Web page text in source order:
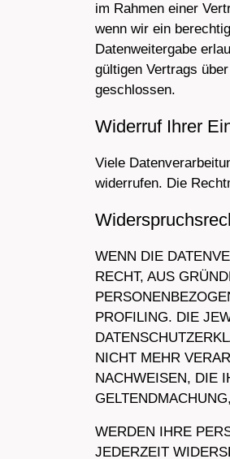
im Rahmen einer
wenn wir ein
Datenweitergabe
gültigen Vertrags
geschlossen.
Widerruf Ihrer
Viele
widerrufen. Die
WENN DIE
RECHT, AUS
PROFILING. DIE
NICHT MEHR
NACHWEISEN, DIE
WERDEN IHRE
JEDERZEIT